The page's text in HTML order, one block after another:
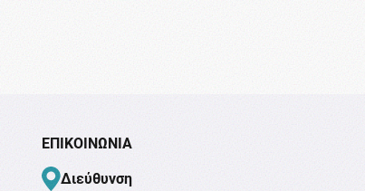
ΕΠΙΚΟΙΝΩΝΊΑ
Διεύθυνση